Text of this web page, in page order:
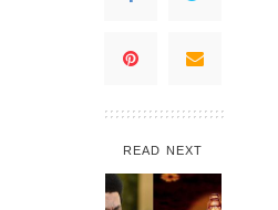
READ NEXT